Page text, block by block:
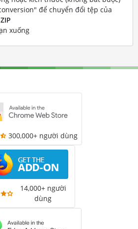
để chuyển đổi tệp của
xuống
300,000+ người dùng
14,000+ người
dùng